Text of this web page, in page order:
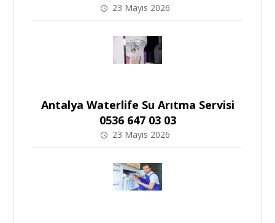
23 Mayıs 2026
Antalya Waterlife Su Arıtma Servisi
0536 647 03 03
23 Mayıs 2026